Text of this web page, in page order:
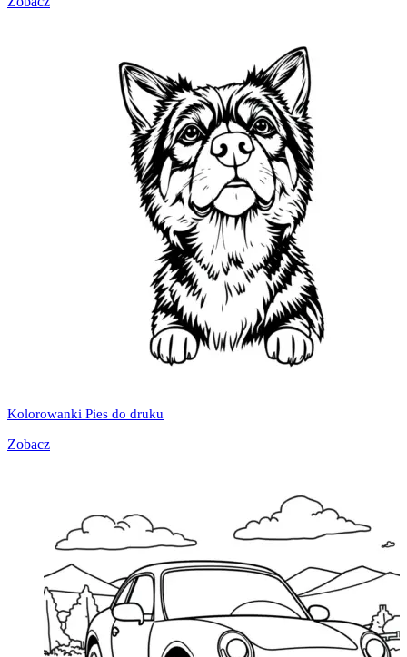
Kolorowanki Pies do druku
Zobacz